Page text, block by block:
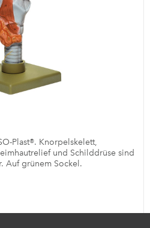
Plast®. Knorpelskelett,
und Schilddrüse sind
Auf grünem Sockel.